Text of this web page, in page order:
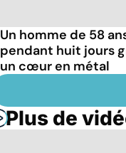
Un homme de 58
pendant huit jours
un cœur en métal
Plus de